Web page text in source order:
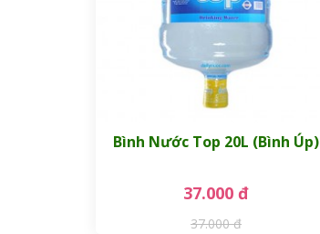
Bình Nước Top 20L (Bình Úp)
37.000 đ
37.000 đ